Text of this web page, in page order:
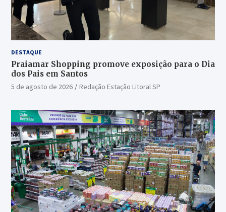
DESTAQUE
Praiamar Shopping promove exposição para o Dia
dos Pais em Santos
5 de agosto de 2026 Redação Estação Litoral SP